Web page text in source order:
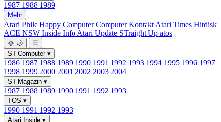
1987 1988 1989
Mehr
Atari Phile Happy ComputerComputer Kontakt Atari Times Hitdisk
ACE NSW Inside Info Atari Update STraight Up atos
🌞 🌙
☰
ST-Computer ▾
1986 1987 1988 1989 1990 1991 1992 1993 1994 1995 1996 1997
1998 1999 2000 2001 2002 2003 2004
ST-Magazin ▾
1987 1988 1989 1990 1991 1992 1993
TOS ▾
1990 1991 1992 1993
Atari Inside ▾